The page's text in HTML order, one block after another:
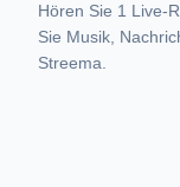
Hören Sie 1 Live-
Sie Musik,
Streema.